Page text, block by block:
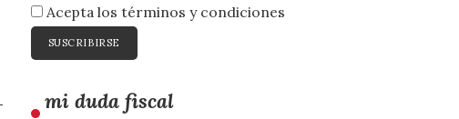
Acepta los términos y condiciones
mi duda fiscal